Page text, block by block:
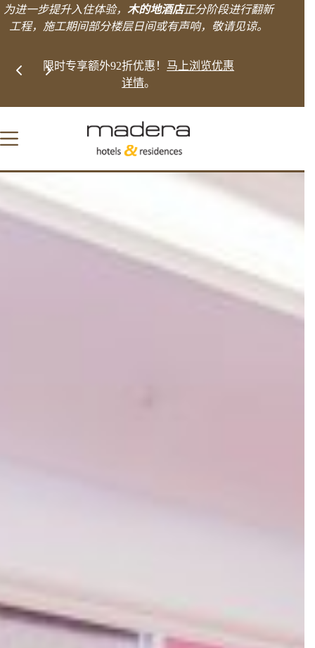
跳为进一步提升入住体验，木的地酒店正分阶段进行翻新
工程，施工期间部分楼层日间或有声响，敬请见谅。
览优惠
直接预订即可获得更多。探索优惠
Slide 2 of 2